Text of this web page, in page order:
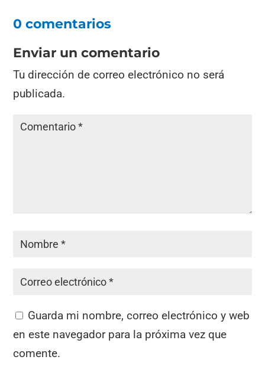
0 comentarios
Enviar un comentario
Tu dirección de correo electrónico no será
publicada.
Guarda mi nombre, correo electrónico y web
en este navegador para la próxima vez que
comente.